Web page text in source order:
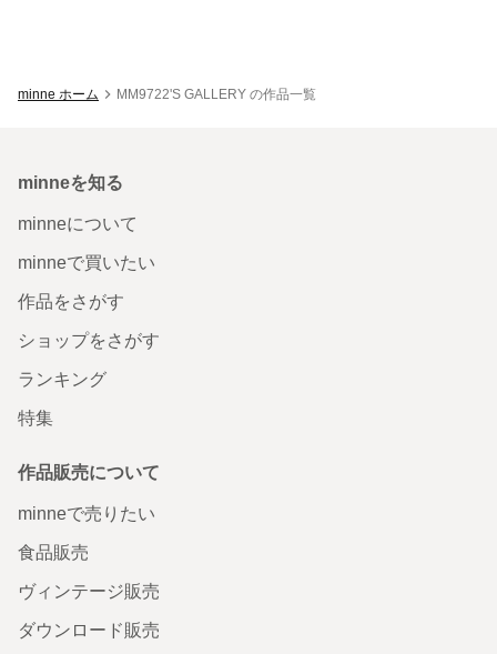
minne ホーム MM9722'S GALLERY の作品一覧
minneを知る
minneについて
minneで買いたい
作品をさがす
ショップをさがす
ランキング
特集
作品販売について
minneで売りたい
食品販売
ヴィンテージ販売
ダウンロード販売